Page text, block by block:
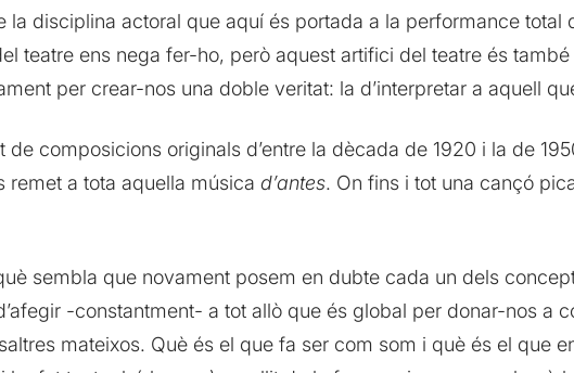
disciplina actoral que aquí és portada a la performance total
teatre ens nega fer-ho, però aquest artifici del teatre és
per crear-nos una doble veritat: la d’interpretar a aquell
composicions originals d’entre la dècada de 1920 i la de
remet a tota aquella música d’antes. On fins i tot una cançó
sembla que novament posem en dubte cada un dels
-constantment- a tot allò que és global per donar-nos a
mateixos. Què és el que fa ser com som i què és el que